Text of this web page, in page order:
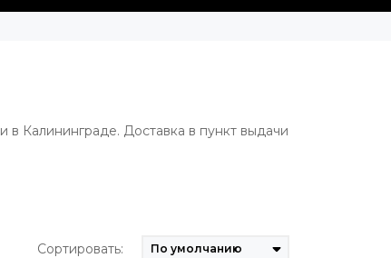
в Калининграде. Доставка в пункт выдачи
Сортировать: